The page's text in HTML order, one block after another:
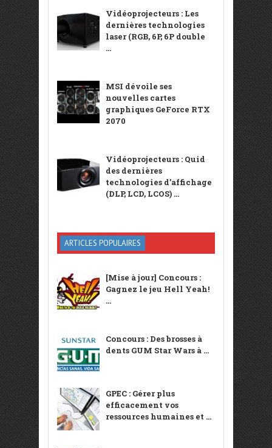
Vidéoprojecteurs : Les
dernières technologies
laser (RGB, 6P, 6P double
...
MSI dévoile ses
nouvelles cartes
graphiques GeForce RTX
2070
Vidéoprojecteurs : Quid
des dernières
technologies d’affichage
(DLP, LCD, LCOS) ...
ARTICLES POPULAIRES
[Mise à jour] Concours :
Gagnez le jeu Hell Yeah!
...
Concours : Des brosses à
dents GUM Star Wars à ...
GPEC : Gérer plus
efficacement vos
ressources humaines et ...